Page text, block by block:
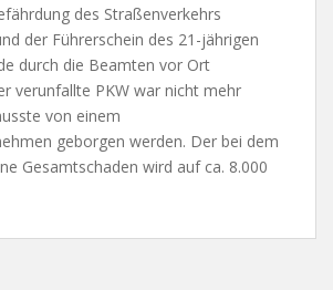
des Straßenverkehrs
der Führerschein des 21-jährigen
durch die Beamten vor Ort
verunfallte PKW war nicht mehr
von einem
geborgen werden. Der bei dem
Gesamtschaden wird auf ca. 8.000